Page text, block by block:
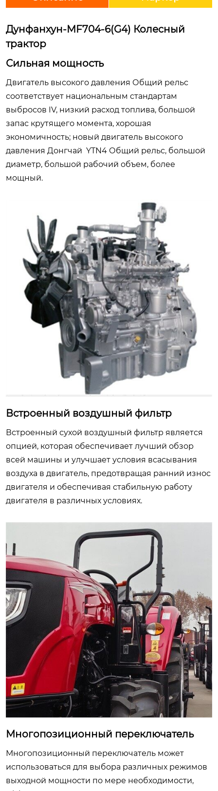
Дунфанхун-MF704-6(G4) Колесный
трактор
Сильная мощность
Двигатель высокого давления Общий рельс
соответствует национальным стандартам
выбросов IV, низкий расход топлива, большой
запас крутящего момента, хорошая
экономичность; новый двигатель высокого
давления Донгчай YTN4 Общий рельс, большой
диаметр, большой рабочий объем, более
мощный.
Встроенный воздушный фильтр
Встроенный сухой воздушный фильтр является
опцией, которая обеспечивает лучший обзор
всей машины и улучшает условия всасывания
воздуха в двигатель, предотвращая ранний износ
двигателя и обеспечивая стабильную работу
двигателя в различных условиях.
Многопозиционный переключатель
Многопозиционный переключатель может
использоваться для выбора различных режимов
выходной мощности по мере необходимости,